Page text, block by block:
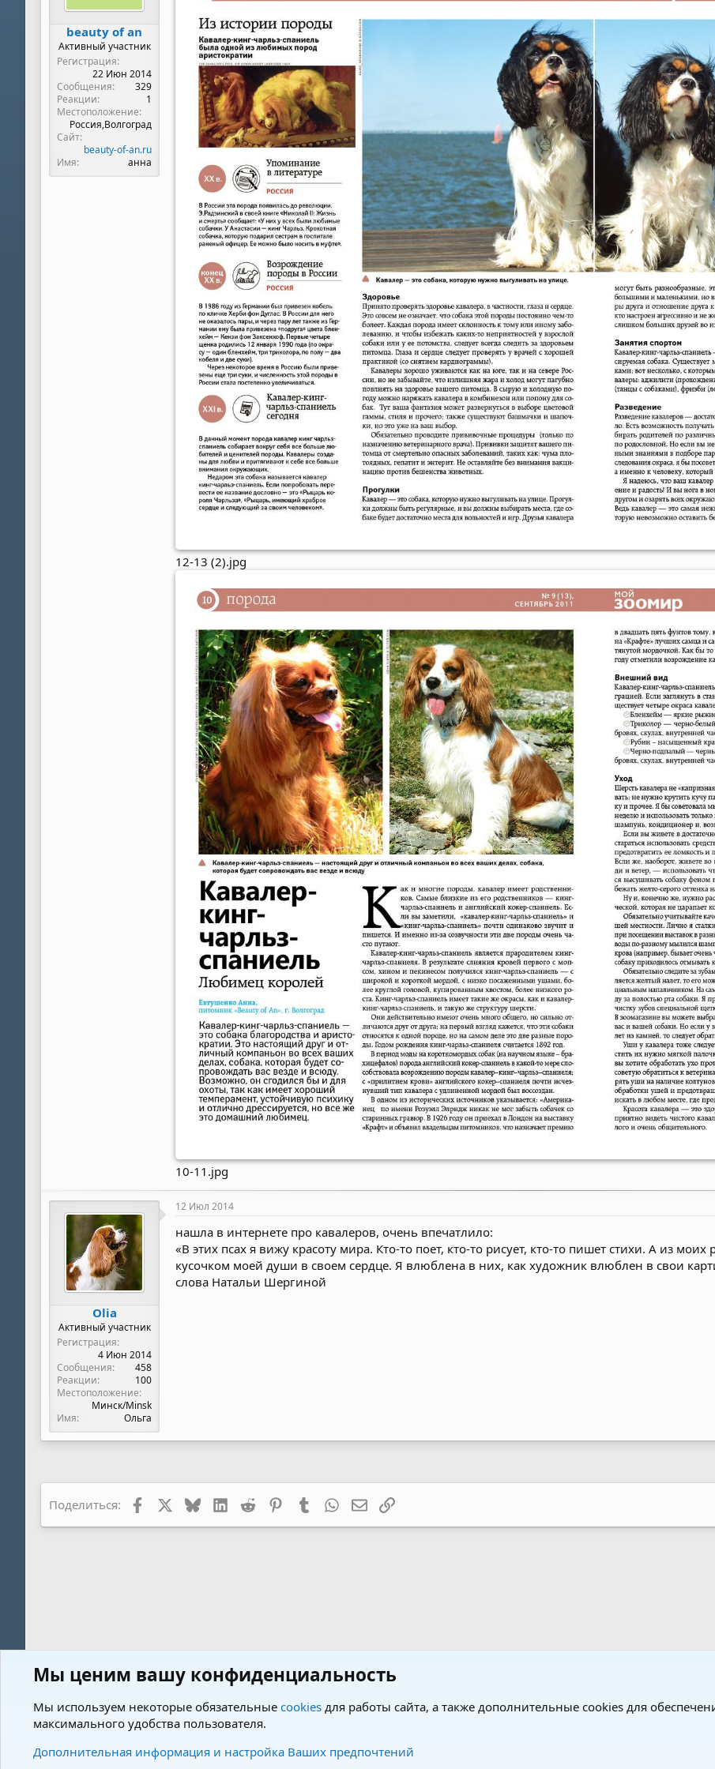
beauty of an
Активный участник
Регистрация
22 Июн 2014
Сообщения
329
Реакции
1
Местоположение
Россия,Волгоград
Сайт
beauty-of-an.ru
Имя
анна
12-13 (2).jpg
10-11.jpg
Olia
Активный участник
Регистрация
4 Июн 2014
Сообщения
458
Реакции
100
Местоположение
Минск/Minsk
Имя
Ольга
12 Июл 2014
нашла в интернете про кавалеров, очень впечатлило:
«В этих псах я вижу красоту мира. Кто-то поет, кто-то рисует, кто-то пишет стихи. А из
кусочком моей души в своем сердце. Я влюблена в них, как художник влюблен в свои
слова Натальи Шергиной
Поделиться: Facebook BlueskyLinkedIn
Reddit PinterestTumblrWhatsAppЭлектронная почта
Ссылка
Мы ценим вашу конфиденциальность
Мы используем некоторые обязательные cookies для работы сайта, а также дополнительные cookies для
максимального удобства пользователя.
Дополнительная информация и настройка Ваших предпочтений